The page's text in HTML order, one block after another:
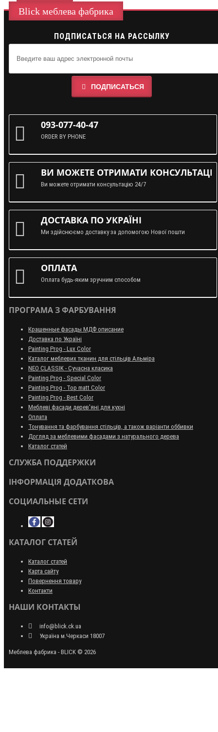
Blick меблева фабрика
ПОДПИСАТЬСЯ НА РАССЫЛКУ
ПОДПИСАТЬСЯ
093-077-40-47
ORDER BY PHONE
ВИ МОЖЕТЕ ОТРИМАТИ
Ви можете отримати консультацію 24/7
ДОСТАВКА ПО УКРАЇНІ
Ми здійснюємо доставку за допомогою Нової пошти
ОПЛАТА
Оплата будь-яким зручним способом
ПРОГРАМА З ФАРБУВАННЯ
Крашенные фасады МДФ описание
Доставка по Україні
Painting Prog - Lux Color
Каталог меблевих тканин для стільців Альміра
NEO CLASSIK - Сучасна класика
Painting Prog - Special Color
Painting Prog - Top matt Color
Painting Prog - Best Color
Меблеві фасади дерев'яні для кухні
Оплата
Тонування та фарбування стільців, а також варіанти оббивки
Догляд за меблевими фасадами з натурального дерева
Каталог статей
СЛУЖБА ПОДДЕРЖКИ
ІНФОРМАЦІЯ ДОДАТКОВА
СОЦИАЛЬНЫЕ СЕТИ
КАТАЛОГ СТАТЕЙ
Каталог статей
Карта сайту
Повернення товару
Контакти
НАШИ КОНТАКТЫ
info@blick.ck.ua
Україна м.Черкаси 18007
Меблева фабрика - BLICK © 2026